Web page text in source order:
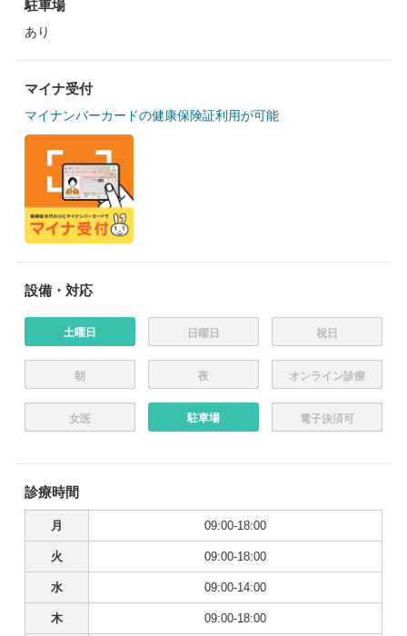
駐車場
あり
マイナ受付
マイナンバーカードの健康保険証利用が可能
設備・対応
土曜日 日曜日 祝日
朝 夜 オンライン診療
女医 駐車場 電子決済可
診療時間
月 09:00-18:00
火 09:00-18:00
水 09:00-14:00
木 09:00-18:00